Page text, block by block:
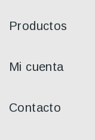
Productos
Mi cuenta
Contacto